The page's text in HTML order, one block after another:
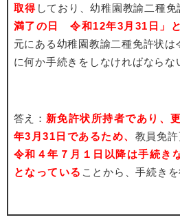
取得 しており、幼稚園教諭二種免
満了の日 令和12年3月31日」
元にある幼稚園教諭二種免許状
に何か手続きをしなければならな
答え： 新免許状所持者であり、
年3月31日であるため、 教員免
令和４年７月１日以降は手続き
となっている ことから、手続き